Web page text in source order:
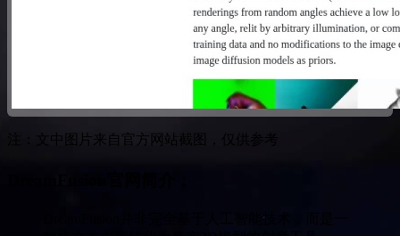
注：文中图片来自官方网站截图，仅供参考
DreamFusion并非完全基于人工智能技术，而是一